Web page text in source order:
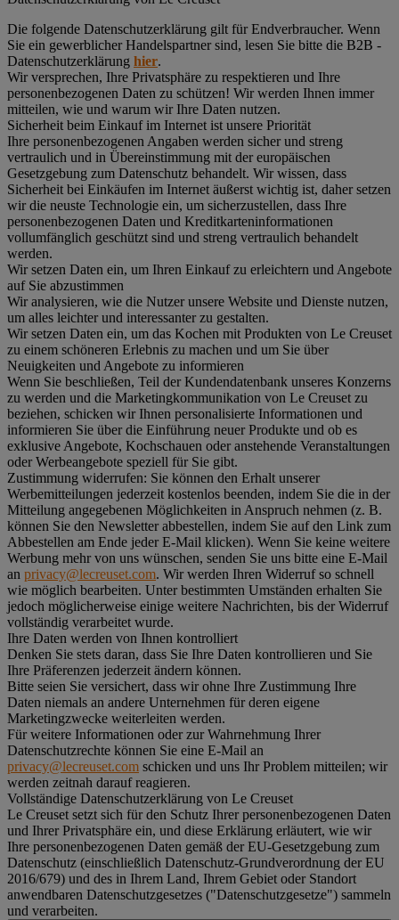
Die folgende Datenschutzerklärung gilt für Endverbraucher. Wenn
Sie ein gewerblicher Handelspartner sind, lesen Sie bitte die B2B -
Datenschutzerklärung hier.
Wir versprechen, Ihre Privatsphäre zu respektieren und Ihre
personenbezogenen Daten zu schützen! Wir werden Ihnen immer
mitteilen, wie und warum wir Ihre Daten nutzen.
Sicherheit beim Einkauf im Internet ist unsere Priorität
Ihre personenbezogenen Angaben werden sicher und streng
vertraulich und in Übereinstimmung mit der europäischen
Gesetzgebung zum Datenschutz behandelt. Wir wissen, dass
Sicherheit bei Einkäufen im Internet äußerst wichtig ist, daher setzen
wir die neuste Technologie ein, um sicherzustellen, dass Ihre
personenbezogenen Daten und Kreditkarteninformationen
vollumfänglich geschützt sind und streng vertraulich behandelt
werden.
Wir setzen Daten ein, um Ihren Einkauf zu erleichtern und Angebote
auf Sie abzustimmen
Wir analysieren, wie die Nutzer unsere Website und Dienste nutzen,
um alles leichter und interessanter zu gestalten.
Wir setzen Daten ein, um das Kochen mit Produkten von Le Creuset
zu einem schöneren Erlebnis zu machen und um Sie über
Neuigkeiten und Angebote zu informieren
Wenn Sie beschließen, Teil der Kundendatenbank unseres Konzerns
zu werden und die Marketingkommunikation von Le Creuset zu
beziehen, schicken wir Ihnen personalisierte Informationen und
informieren Sie über die Einführung neuer Produkte und ob es
exklusive Angebote, Kochschauen oder anstehende Veranstaltungen
oder Werbeangebote speziell für Sie gibt.
Zustimmung widerrufen: Sie können den Erhalt unserer
Werbemitteilungen jederzeit kostenlos beenden, indem Sie die in der
Mitteilung angegebenen Möglichkeiten in Anspruch nehmen (z. B.
können Sie den Newsletter abbestellen, indem Sie auf den Link zum
Abbestellen am Ende jeder E-Mail klicken). Wenn Sie keine weitere
Werbung mehr von uns wünschen, senden Sie uns bitte eine E-Mail
an privacy@lecreuset.com. Wir werden Ihren Widerruf so schnell
wie möglich bearbeiten. Unter bestimmten Umständen erhalten Sie
jedoch möglicherweise einige weitere Nachrichten, bis der Widerruf
vollständig verarbeitet wurde.
Ihre Daten werden von Ihnen kontrolliert
Denken Sie stets daran, dass Sie Ihre Daten kontrollieren und Sie
Ihre Präferenzen jederzeit ändern können.
Bitte seien Sie versichert, dass wir ohne Ihre Zustimmung Ihre
Daten niemals an andere Unternehmen für deren eigene
Marketingzwecke weiterleiten werden.
Für weitere Informationen oder zur Wahrnehmung Ihrer
Datenschutzrechte können Sie eine E-Mail an
privacy@lecreuset.com schicken und uns Ihr Problem mitteilen; wir
werden zeitnah darauf reagieren.
Vollständige Datenschutzerklärung von Le Creuset
Le Creuset setzt sich für den Schutz Ihrer personenbezogenen Daten
und Ihrer Privatsphäre ein, und diese Erklärung erläutert, wie wir
Ihre personenbezogenen Daten gemäß der EU-Gesetzgebung zum
Datenschutz (einschließlich Datenschutz-Grundverordnung der EU
2016/679) und des in Ihrem Land, Ihrem Gebiet oder Standort
anwendbaren Datenschutzgesetzes ("Datenschutzgesetze") sammeln
und verarbeiten.